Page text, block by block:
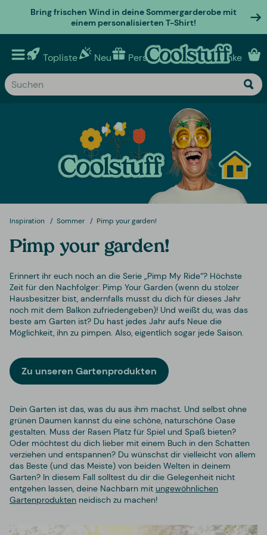
Bring frischen Wind in deine Sommergarderobe mit
einem personalisierten T-Shirt!
Topliste Neu Personalisierte geschenke
Inspiration Sommer Pimp your garden!
Pimp your garden!
Erinnert ihr euch noch an die Serie „Pimp My Ride“? Höchste
Zeit für den Nachfolger: Pimp Your Garden (wenn du stolzer
Hausbesitzer bist, andernfalls musst du dich für dieses Jahr
noch mit dem Balkon zufriedengeben)! Und weißt du, was das
beste am Garten ist? Du hast jedes Jahr aufs Neue die
Möglichkeit, ihn zu pimpen. Also, eigentlich sogar jede Saison.
Zu unseren Gartenprodukten
Dein Garten ist das, was du aus ihm machst. Und selbst ohne
grünen Daumen kannst du eine schöne, naturschöne Oase
gestalten. Muss der Rasen Platz für Spiel und Spaß bieten?
Oder möchtest du dich lieber mit einem Buch in den Schatten
verziehen und entspannen? Du wünschst dir vielleicht von allem
das Beste (und das Meiste) von beiden Welten in deinem
Garten? In diesem Fall solltest du dir die Gelegenheit nicht
entgehen lassen, deine Nachbarn mit ungewöhnlichen
Gartenprodukten neidisch zu machen!